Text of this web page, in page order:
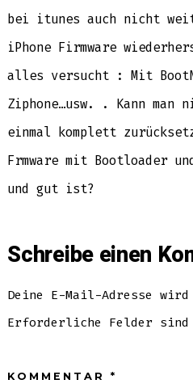
bei itunes auch nicht
iPhone Firmware
alles versucht : Mit
Ziphone…usw. . Kann man
einmal komplett
Frmware mit Bootloader
und gut ist?
Schreibe einen
Deine E-Mail-Adresse
Erforderliche Felder
KOMMENTAR*